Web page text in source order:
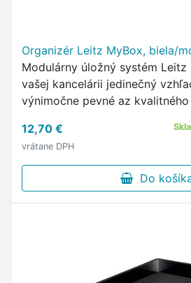
Organizér Leitz MyBox, biela/
Modulárny úložný systém
vašej kancelárii jedinečný
výnimočne pevné az
unikátny dojem.
12,70 €
vrátane DPH
Do